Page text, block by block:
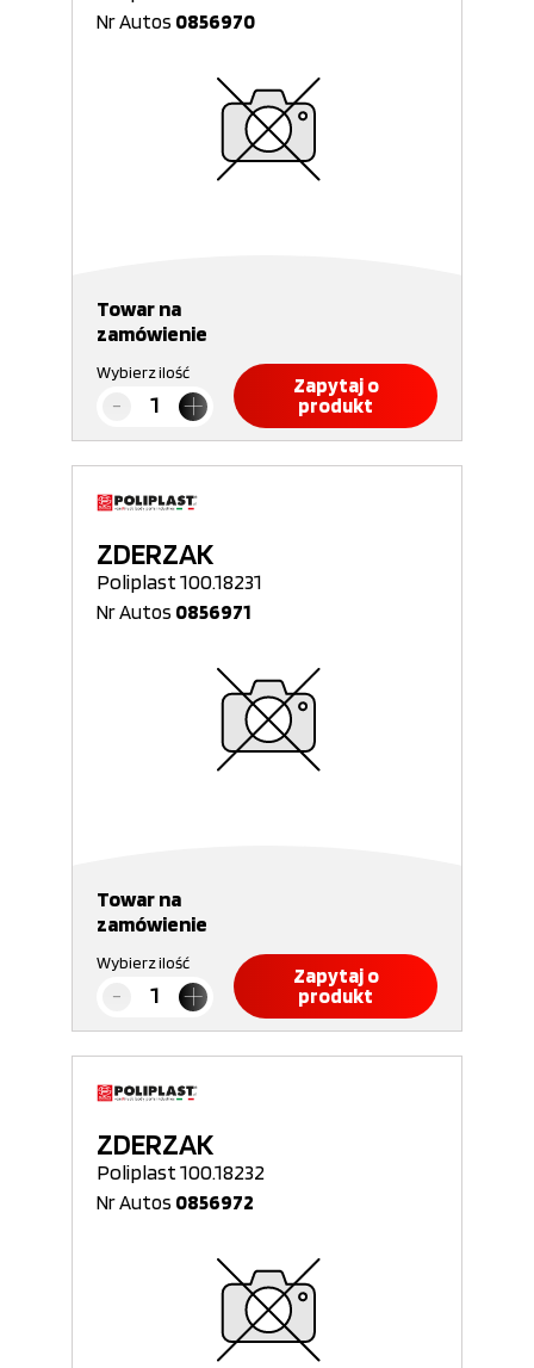
Nr Autos 0856970
Towar na
zamówienie
Wybierz ilość
Zapytaj o
produkt
ZDERZAK
Poliplast 100.18231
Nr Autos 0856971
Towar na
zamówienie
Wybierz ilość
Zapytaj o
produkt
ZDERZAK
Poliplast 100.18232
Nr Autos 0856972